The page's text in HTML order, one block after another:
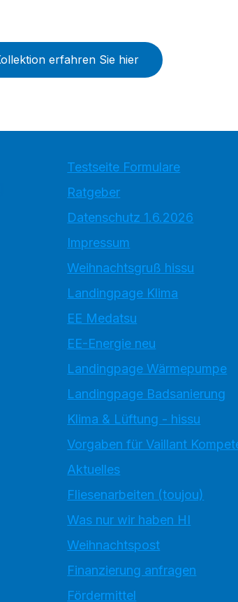
erfahren Sie hier
Testseite Formulare
Ratgeber
Datenschutz 1.6.2026
Impressum
Weihnachtsgruß hissu
Landingpage Klima
EE Medatsu
EE-Energie neu
Landingpage Wärmepumpe
Landingpage Badsanierung
Klima & Lüftung - hissu
Vorgaben für Vaillant
Aktuelles
Fliesenarbeiten (toujou)
Was nur wir haben HI
Weihnachtspost
Finanzierung anfragen
Fördermittel